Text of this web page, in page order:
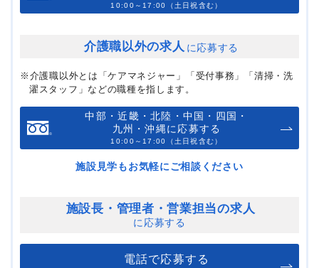
10:00～17:00（土日祝含む）
介護職以外の求人 に応募する
※介護職以外とは「ケアマネジャー」「受付事務」「清掃・洗
濯スタッフ」などの職種を指します。
中部・近畿・北陸・中国・四国・
九州・沖縄に応募する
10:00～17:00（土日祝含む）
施設見学もお気軽にご相談ください
施設長・管理者・営業担当の求人
に応募する
電話で応募する